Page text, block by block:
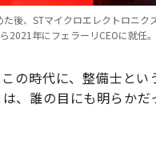
後、STマイクロエレクトロニ
年にフェラーリCEOに就任
の時代に、整備士と
、誰の目にも明らか